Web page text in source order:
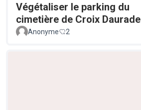
Végétaliser le parking du
cimetière de Croix Daurade
Anonyme 2